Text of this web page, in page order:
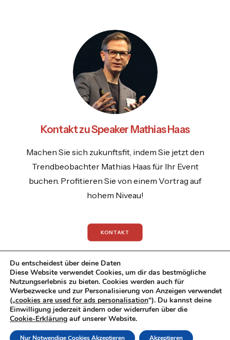
Kontakt zu Speaker Mathias Haas
Machen Sie sich zukunftsfit, indem Sie jetzt den
Trendbeobachter Mathias Haas für Ihr Event
buchen. Profitieren Sie von einem Vortrag auf
hohem Niveau!
KONTAKT
© 2026 Mathias Haas.All rights reserved
Datenschutzrichtlinie|Impressum
Datenschutzerklaerung
Du entscheidest über deine Daten
Diese Website verwendet Cookies, um dir das bestmögliche
Nutzungserlebnis zu bieten. Cookies werden auch für
Werbezwecke und zur Personalisierung von Anzeigen verwendet
(„cookies are used for ads personalisation“). Du kannst deine
Einwilligung jederzeit ändern oder widerrufen über die
Cookie-Erklärung auf unserer Website.
Akzeptieren
Nur Notwendige Cookies Akzeptieren